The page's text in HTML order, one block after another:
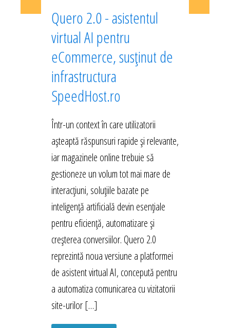
Quero 2.0 - asistentul
virtual AI pentru
eCommerce, susținut de
infrastructura
SpeedHost.ro
Într-un context în care utilizatorii
așteaptă răspunsuri rapide și relevante,
iar magazinele online trebuie să
gestioneze un volum tot mai mare de
interacțiuni, soluțiile bazate pe
inteligență artificială devin esențiale
pentru eficiență, automatizare și
creșterea conversiilor. Quero 2.0
reprezintă noua versiune a platformei
de asistent virtual AI, concepută pentru
a automatiza comunicarea cu vizitatorii
site-urilor […]